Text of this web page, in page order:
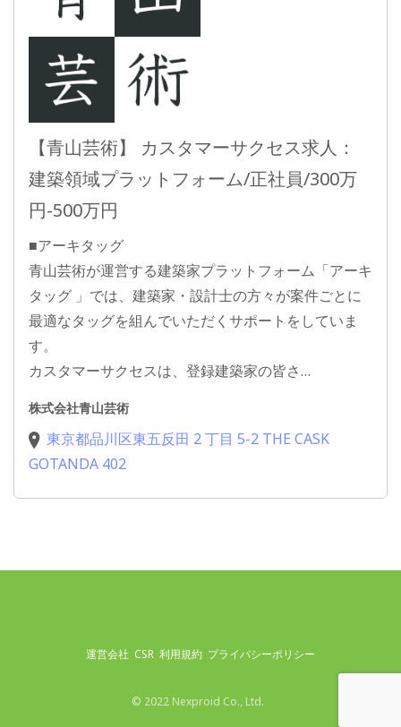
【青山芸術】 カスタマーサクセス求人：
建築領域プラットフォーム/正社員/300万
円-500万円
■アーキタッグ
青山芸術が運営する建築家プラットフォーム「アーキ
タッグ 」では、建築家・設計士の方々が案件ごとに
最適なタッグを組んでいただくサポートをしていま
す。
カスタマーサクセスは、登録建築家の皆さ…
株式会社青山芸術
東京都品川区東五反田 2 丁目 5-2 THE CASK
GOTANDA 402
運営会社 CSR 利用規約 プライバシーポリシー
© 2022 Nexproid Co., Ltd.